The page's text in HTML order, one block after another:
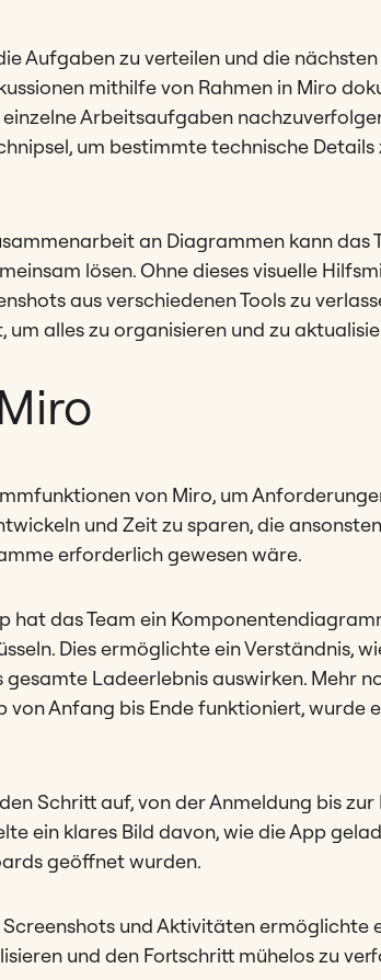
Aufgaben zu verteilen und die
mithilfe von Rahmen in Miro
Arbeitsaufgaben
um bestimmte technische Details
an Diagrammen kann das
lösen. Ohne dieses visuelle
aus verschiedenen Tools zu
alles zu organisieren und zu
von Miro, um
und Zeit zu sparen, die
erforderlich gewesen wäre.
hat das Team ein
Dies ermöglichte ein Verständnis,
Ladeerlebnis auswirken. Mehr
von Anfang bis Ende funktioniert, wurde
Schritt auf, von der Anmeldung bis zur
ein klares Bild davon, wie die App
geöffnet wurden.
und Aktivitäten ermöglichte
und den Fortschritt mühelos zu